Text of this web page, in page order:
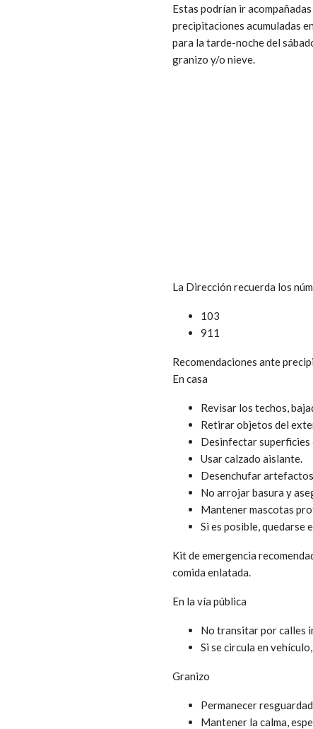
Estas podrían ir
precipitaciones acumuladas
para la tarde-noche del
granizo y/o nieve.
La Dirección recuerda los
103
911
Recomendaciones ante
En casa
Revisar los techos,
Retirar objetos del
Desinfectar superficies
Usar calzado aislante.
Desenchufar
No arrojar basura y
Mantener mascotas
Si es posible, quedarse
Kit de emergencia
comida enlatada.
En la vía pública
No transitar por calles
Si se circula en
Granizo
Permanecer
Mantener la calma,